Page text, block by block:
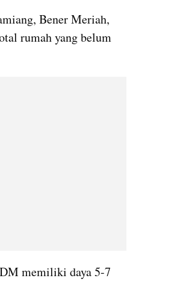
Bener Meriah,
rumah yang belum
memiliki daya 5-7